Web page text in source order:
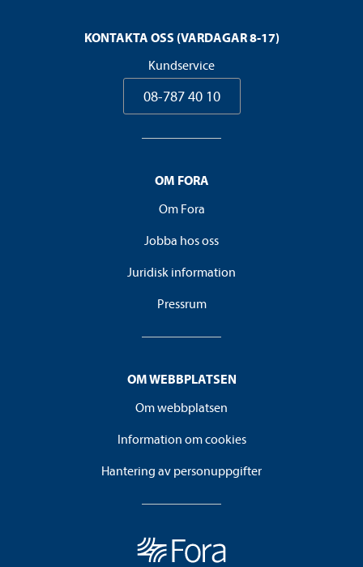
KONTAKTA OSS (VARDAGAR 8-17)
Kundservice
08-787 40 10
OM FORA
Om Fora
Jobba hos oss
Juridisk information
Pressrum
OM WEBBPLATSEN
Om webbplatsen
Information om cookies
Hantering av personuppgifter